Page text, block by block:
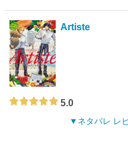
Artiste
5.0
ネタバレ レ